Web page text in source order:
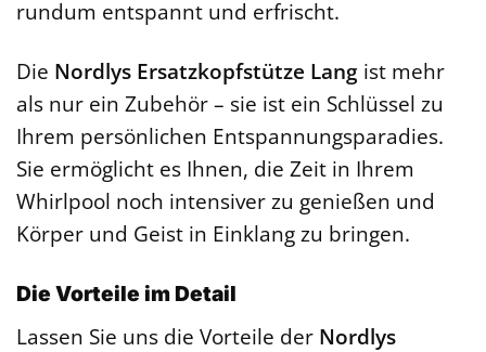
rundum entspannt und erfrischt.
Die Nordlys Ersatzkopfstütze Lang ist mehr
als nur ein Zubehör – sie ist ein Schlüssel zu
Ihrem persönlichen Entspannungsparadies.
Sie ermöglicht es Ihnen, die Zeit in Ihrem
Whirlpool noch intensiver zu genießen und
Körper und Geist in Einklang zu bringen.
Die Vorteile im Detail
Lassen Sie uns die Vorteile der Nordlys